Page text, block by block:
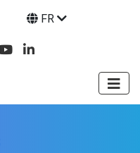
FR